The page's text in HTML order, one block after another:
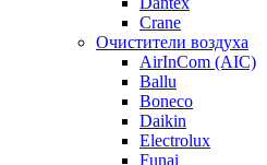
Crane
Очистители воздуха
AirInCom (AIC)
Ballu
Boneco
Daikin
Electrolux
Funai